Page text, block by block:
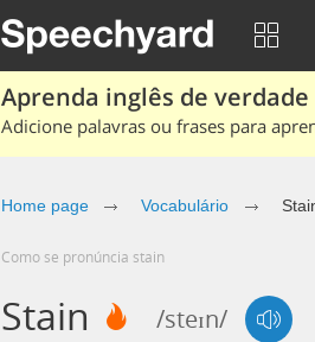
Aprenda inglês de
Adicione palavras ou frases para
Home page Vocabulário
Como se pronúncia stain
Stain /steɪn/